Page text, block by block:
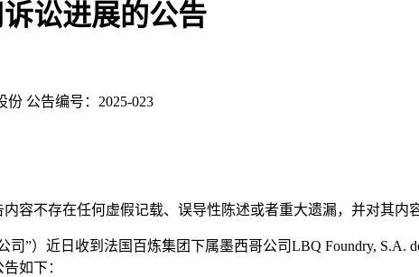
讼进展的公告
份 公告编号：2025-023
容不存在任何虚假记载、误导性陈述或者重大遗漏，并对其内
司”）近日收到法国百炼集团下属墨西哥公司LBQ Foundry,
如下：